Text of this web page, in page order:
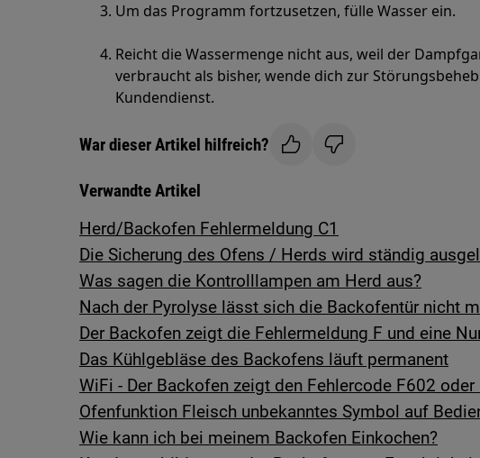
Um das Programm fortzusetzen, fülle Wasser ein.
Reicht die Wassermenge nicht aus, weil der
verbraucht als bisher, wende dich zur
Kundendienst.
War dieser Artikel hilfreich?
Verwandte Artikel
Herd/Backofen Fehlermeldung C1
Die Sicherung des Ofens / Herds wird ständig
Was sagen die Kontrolllampen am Herd aus?
Nach der Pyrolyse lässt sich die Backofentür nicht
Der Backofen zeigt die Fehlermeldung F und eine
Das Kühlgebläse des Backofens läuft permanent
WiFi - Der Backofen zeigt den Fehlercode F602 oder
Ofenfunktion Fleisch unbekanntes Symbol auf
Wie kann ich bei meinem Backofen Einkochen?